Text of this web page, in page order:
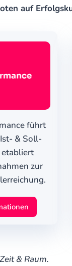
auf
führt
& Soll-
zur
& Raum.